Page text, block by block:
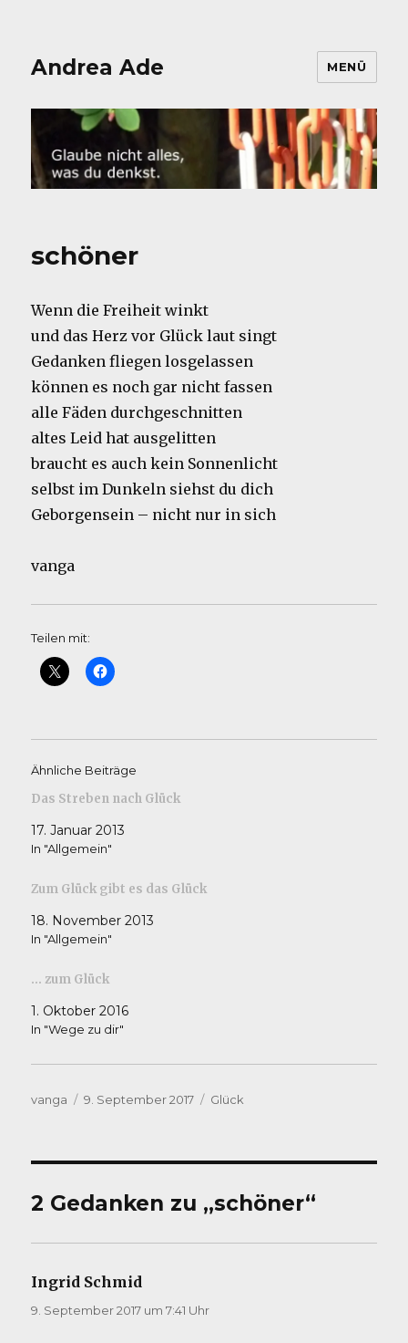
Andrea Ade MENÜ
schöner
Wenn die Freiheit winkt
und das Herz vor Glück laut singt
Gedanken fliegen losgelassen
können es noch gar nicht fassen
alle Fäden durchgeschnitten
altes Leid hat ausgelitten
braucht es auch kein Sonnenlicht
selbst im Dunkeln siehst du dich
Geborgensein – nicht nur in sich
vanga
Teilen mit:
Ähnliche Beiträge
Das Streben nach Glück
17. Januar 2013
In "Allgemein"
Zum Glück gibt es das Glück
18. November 2013
In "Allgemein"
… zum Glück
1. Oktober 2016
In "Wege zu dir"
Autor
vanga
Veröffentlicht
9. September 2017 Kategorien
Glück
2 Gedanken zu „schöner“
Ingrid Schmid
9. September 2017 um 7:41 Uhr